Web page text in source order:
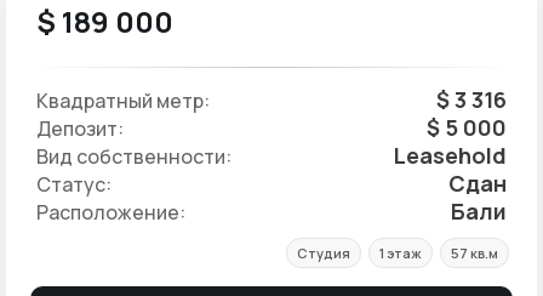
$ 189 000
Квадратный метр: $ 3 316
Депозит: $ 5 000
Вид собственности: Leasehold
Статус: Сдан
Расположение: Бали
Студия 1 этаж 57 кв.м